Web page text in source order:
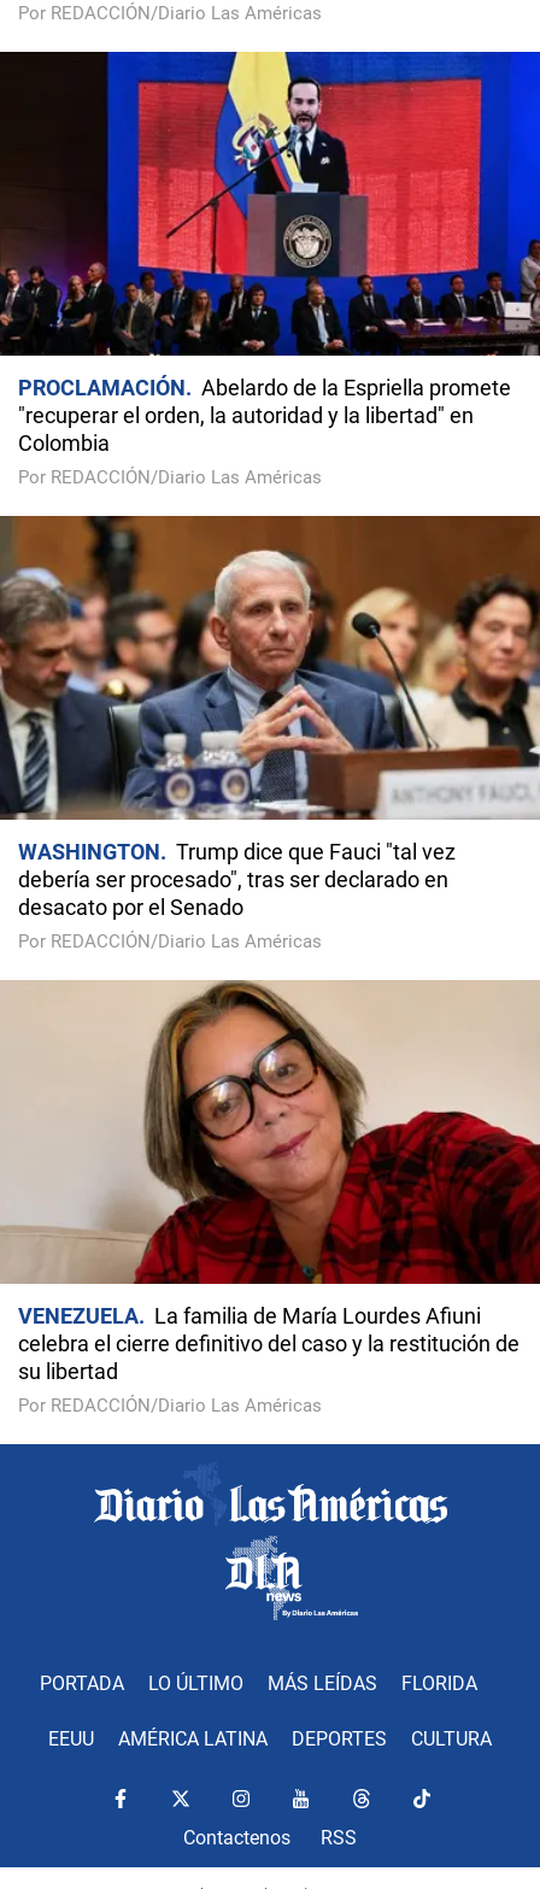
Por REDACCIÓN/Diario Las Américas
PROCLAMACIÓN
Abelardo de la Espriella promete
"recuperar el orden, la autoridad y la libertad" en
Colombia
Por REDACCIÓN/Diario Las Américas
WASHINGTON
Trump dice que Fauci "tal vez
debería ser procesado", tras ser declarado en
desacato por el Senado
Por REDACCIÓN/Diario Las Américas
VENEZUELA
La familia de María Lourdes Afiuni
celebra el cierre definitivo del caso y la restitución de
su libertad
Por REDACCIÓN/Diario Las Américas
PORTADA LO ÚLTIMO MÁS LEÍDAS FLORIDA
EEUU AMÉRICA LATINA DEPORTES CULTURA
Contactenos RSS